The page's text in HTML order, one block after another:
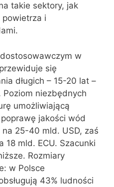
takie sektory, jak
i
w
się
długich – 15-20 lat –
niezbędnych
umożliwiającą
jakości wód
25-40 mld. USD, zaś
18 mld. ECU. Szacunki
Rozmiary
w Polsce
43% ludności